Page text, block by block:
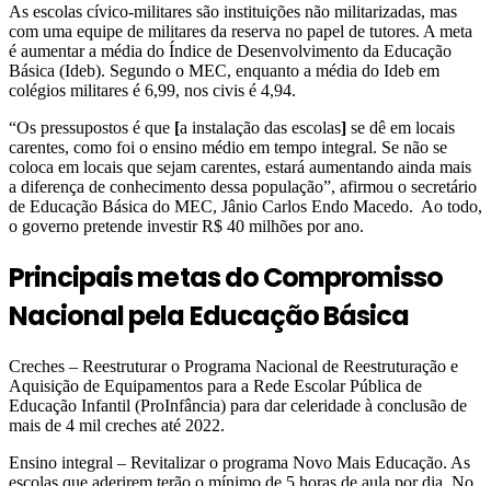
As escolas cívico-militares são instituições não militarizadas, mas
com uma equipe de militares da reserva no papel de tutores. A meta
é aumentar a média do Índice de Desenvolvimento da Educação
Básica (Ideb). Segundo o MEC, enquanto a média do Ideb em
colégios militares é 6,99, nos civis é 4,94.
“Os pressupostos é que [a instalação das escolas] se dê em locais
carentes, como foi o ensino médio em tempo integral. Se não se
coloca em locais que sejam carentes, estará aumentando ainda mais
a diferença de conhecimento dessa população”, afirmou o secretário
de Educação Básica do MEC, Jânio Carlos Endo Macedo. Ao todo,
o governo pretende investir R$ 40 milhões por ano.
Principais metas do Compromisso
Nacional pela Educação Básica
Creches – Reestruturar o Programa Nacional de Reestruturação e
Aquisição de Equipamentos para a Rede Escolar Pública de
Educação Infantil (ProInfância) para dar celeridade à conclusão de
mais de 4 mil creches até 2022.
Ensino integral – Revitalizar o programa Novo Mais Educação. As
escolas que aderirem terão o mínimo de 5 horas de aula por dia. No